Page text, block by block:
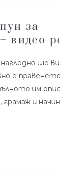
за
видео
ще
е
им
и